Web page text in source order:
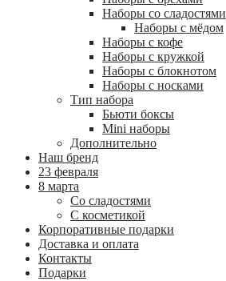
Наборы со сладостями
Наборы с мёдом
Наборы с кофе
Наборы с кружкой
Наборы с блокнотом
Наборы с носками
Тип набора
Бьюти боксы
Mini наборы
Дополнительно
Наш бренд
23 февраля
8 марта
Со сладостями
С косметикой
Корпоративные подарки
Доставка и оплата
Контакты
Подарки